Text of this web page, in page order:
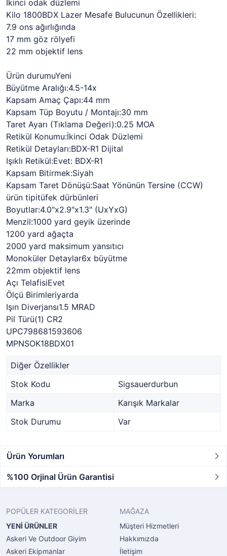
İkinci odak düzlemi
Kilo 1800BDX Lazer Mesafe Bulucunun Özellikleri:
7.9 ons ağırlığında
17 mm göz rölyefi
22 mm objektif lens
Ürün durumuYeni
Büyütme Aralığı:4.5-14x
Kapsam Amaç Çapı:44 mm
Kapsam Tüp Boyutu / Montajı:30 mm
Taret Ayarı (Tıklama Değeri):0.25 MOA
Retikül Konumu:İkinci Odak Düzlemi
Retikül Detayları:BDX-R1 Dijital
Işıklı Retikül:Evet: BDX-R1
Kapsam Bitirmek:Siyah
Kapsam Taret Dönüşü:Saat Yönünün Tersine (CCW)
ürün tipitüfek dürbünleri
Boyutlar:4.0"x2.9"x1.3" (UxYxG)
Menzil:1000 yard geyik üzerinde
1200 yard ağaçta
2000 yard maksimum yansıtıcı
Monoküler Detaylar6x büyütme
22mm objektif lens
Açı TelafisiEvet
Ölçü Birimleriyarda
Işın Diverjansı1.5 MRAD
Pil Türü(1) CR2
UPC798681593606
MPNSOK18BDX01
Diğer Özellikler
Stok Kodu
Sigsauerdurbun
Marka
Karışık Markalar
Stok Durumu
Var
Ürün Yorumları
%100 Orjinal Ürün Garantisi
POPÜLER KATEGORİLER
YENİ ÜRÜNLER
Askeri Ve Outdoor Giyim
Askeri Ekipmanlar
MAĞAZA
Müşteri Hizmetleri
Hakkımızda
İletişim